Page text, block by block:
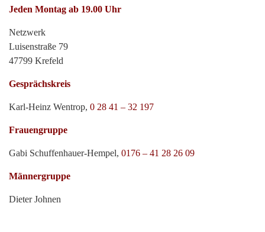
Jeden Montag ab 19.00 Uhr
Netzwerk
Luisenstraße 79
47799 Krefeld
Gesprächskreis
Karl-Heinz Wentrop, 0 28 41 – 32 197
Frauengruppe
Gabi Schuffenhauer-Hempel, 0176 – 41 28 26 09
Männergruppe
Dieter Johnen